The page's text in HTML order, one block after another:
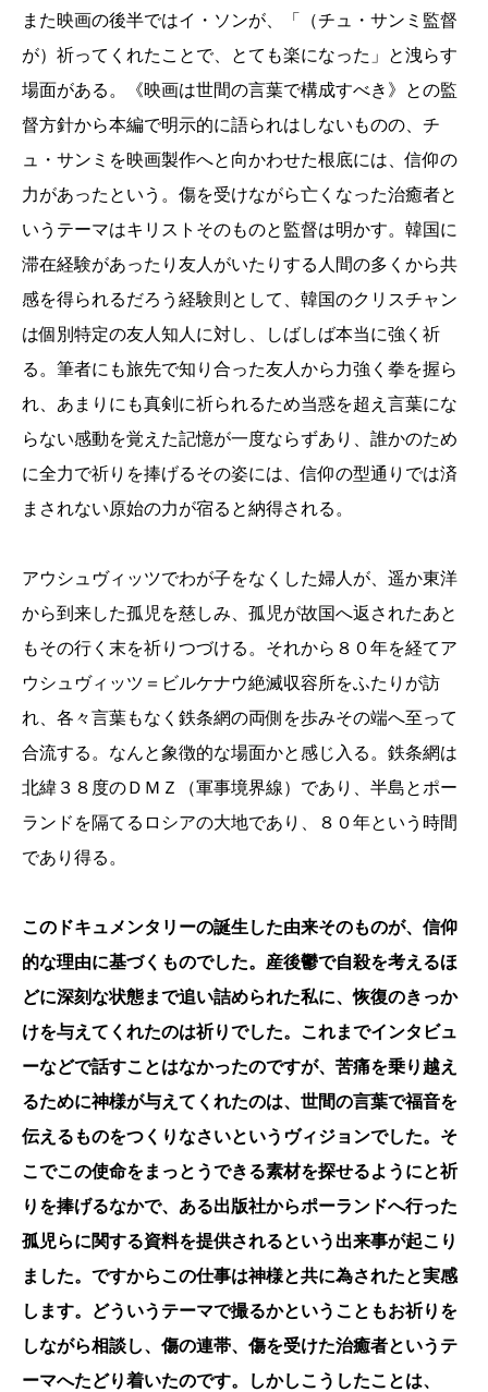
また映画の後半ではイ・ソンが、「（チュ・サンミ監督
が）祈ってくれたことで、とても楽になった」と洩らす
場面がある。《映画は世間の言葉で構成すべき》との監
督方針から本編で明示的に語られはしないものの、チ
ュ・サンミを映画製作へと向かわせた根底には、信仰の
力があったという。傷を受けながら亡くなった治癒者と
いうテーマはキリストそのものと監督は明かす。韓国に
滞在経験があったり友人がいたりする人間の多くから共
感を得られるだろう経験則として、韓国のクリスチャン
は個別特定の友人知人に対し、しばしば本当に強く祈
る。筆者にも旅先で知り合った友人から力強く拳を握ら
れ、あまりにも真剣に祈られるため当惑を超え言葉にな
らない感動を覚えた記憶が一度ならずあり、誰かのため
に全力で祈りを捧げるその姿には、信仰の型通りでは済
まされない原始の力が宿ると納得される。
アウシュヴィッツでわが子をなくした婦人が、遥か東洋
から到来した孤児を慈しみ、孤児が故国へ返されたあと
もその行く末を祈りつづける。それから８０年を経てア
ウシュヴィッツ＝ビルケナウ絶滅収容所をふたりが訪
れ、各々言葉もなく鉄条網の両側を歩みその端へ至って
合流する。なんと象徴的な場面かと感じ入る。鉄条網は
北緯３８度のＤＭＺ（軍事境界線）であり、半島とポー
ランドを隔てるロシアの大地であり、８０年という時間
であり得る。
このドキュメンタリーの誕生した由来そのものが、信仰
的な理由に基づくものでした。産後鬱で自殺を考えるほ
どに深刻な状態まで追い詰められた私に、恢復のきっか
けを与えてくれたのは祈りでした。これまでインタビュ
ーなどで話すことはなかったのですが、苦痛を乗り越え
るために神様が与えてくれたのは、世間の言葉で福音を
伝えるものをつくりなさいというヴィジョンでした。そ
こでこの使命をまっとうできる素材を探せるようにと祈
りを捧げるなかで、ある出版社からポーランドへ行った
孤児らに関する資料を提供されるという出来事が起こり
ました。ですからこの仕事は神様と共に為されたと実感
します。どういうテーマで撮るかということもお祈りを
しながら相談し、傷の連帯、傷を受けた治癒者というテ
ーマへたどり着いたのです。しかしこうしたことは、